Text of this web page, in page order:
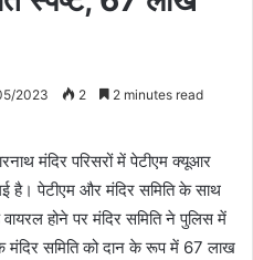
2023 2 2 minutes read
मंदिर परिसरों में पेटीएम क्यूआर
है। पेटीएम और मंदिर समिति के साथ
होने पर मंदिर समिति ने पुलिस में
मंदिर समिति को दान के रूप में 67 लाख